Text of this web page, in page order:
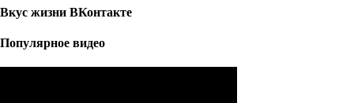
Вкус жизни ВКонтакте
Популярное видео